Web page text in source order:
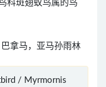
科斑翅蚁鸟属的鸟
拿马，亚马孙雨林
/ Myrmornis